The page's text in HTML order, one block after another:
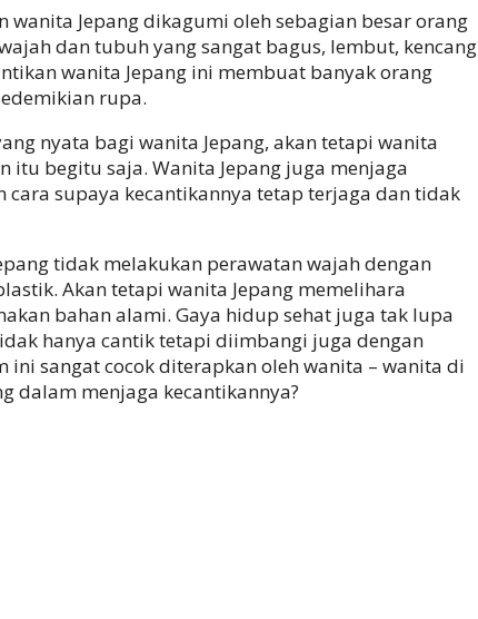
wanita Jepang dikagumi oleh sebagian besar orang
dan tubuh yang sangat bagus, lembut, kencang
wanita Jepang ini membuat banyak orang
rupa.
nyata bagi wanita Jepang, akan tetapi wanita
itu begitu saja. Wanita Jepang juga menjaga
supaya kecantikannya tetap terjaga dan tidak
tidak melakukan perawatan wajah dengan
Akan tetapi wanita Jepang memelihara
bahan alami. Gaya hidup sehat juga tak lupa
hanya cantik tetapi diimbangi juga dengan
ini sangat cocok diterapkan oleh wanita – wanita di
dalam menjaga kecantikannya?